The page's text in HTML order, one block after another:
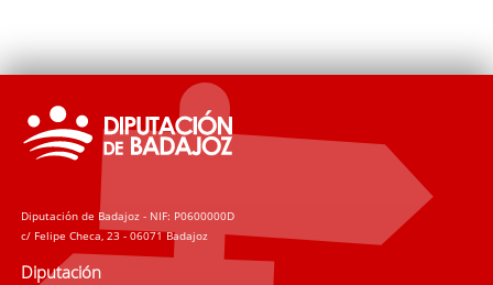
Diputación de Badajoz - NIF: P0600000D
c/ Felipe Checa, 23 - 06071 Badajoz
Diputación